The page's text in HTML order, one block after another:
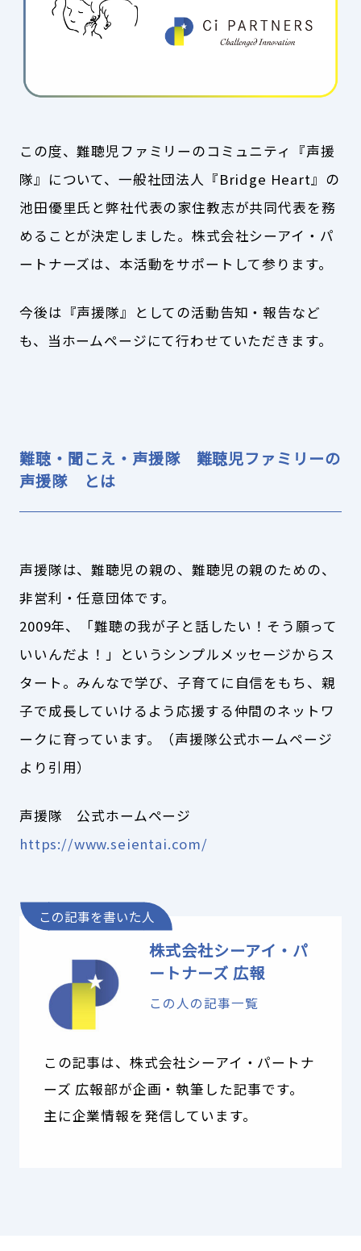
この度、難聴児ファミリーのコミュニティ『声援
隊』について、一般社団法人『Bridge Heart』の
池田優里氏と弊社代表の家住教志が共同代表を務
めることが決定しました。株式会社シーアイ・パ
ートナーズは、本活動をサポートして参ります。
今後は『声援隊』としての活動告知・報告など
も、当ホームページにて行わせていただきます。
難聴・聞こえ・声援隊 難聴児ファミリーの
声援隊 とは
声援隊は、難聴児の親の、難聴児の親のための、
非営利・任意団体です。
2009年、「難聴の我が子と話したい！そう願って
いいんだよ！」というシンプルメッセージからス
タート。みんなで学び、子育てに自信をもち、親
子で成長していけるよう応援する仲間のネットワ
ークに育っています。（声援隊公式ホームページ
より引用）
声援隊 公式ホームページ
https://www.seientai.com/
この記事を書いた人
株式会社シーアイ・パ
ートナーズ 広報
この人の記事一覧
この記事は、株式会社シーアイ・パートナ
ーズ 広報部が企画・執筆した記事です。
主に企業情報を発信しています。